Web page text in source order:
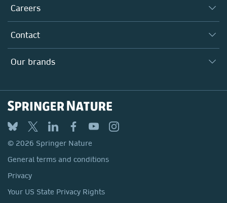
Our Communities
Our Health Division
Taking Responsibility
Inclusion
Policies, Reports & Modern Slavery Act
Careers
Why Work Here?
Search our vacancies ↗
Contact
Locations & Contact
Our brands
Springer
BMC
Discover
Macmillan Education
Springer Health+
© 2026 Springer Nature
General terms and conditions
Privacy
Your US State Privacy Rights